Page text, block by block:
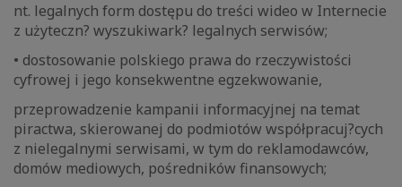
nt. legalnych form dostępu do treści wideo w Internecie
z użyteczn? wyszukiwark? legalnych serwisów;
• dostosowanie polskiego prawa do rzeczywistości
cyfrowej i jego konsekwentne egzekwowanie,
przeprowadzenie kampanii informacyjnej na temat
piractwa, skierowanej do podmiotów współpracuj?cych
z nielegalnymi serwisami, w tym do reklamodawców,
domów mediowych, pośredników finansowych;